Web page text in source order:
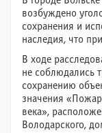
возбуждено
сохранения и
наследия, что
В ходе
не соблюдались
сохранению
значения
века»,
Володарского,